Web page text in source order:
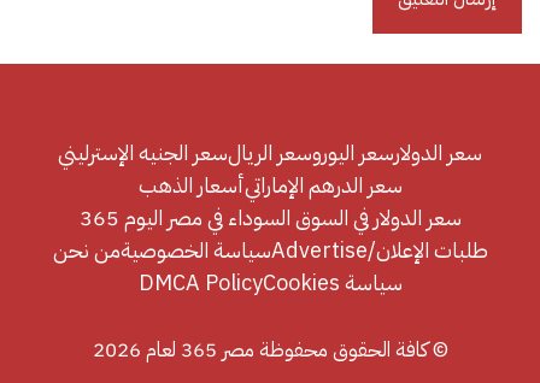
سعر الدولارسعر اليوروسعر الريالسعر الجنيه الإسترليني
سعر الدرهم الإماراتيأسعار الذهب
سعر الدولار في السوق السوداء في مصر اليوم 365
طلبات الإعلان/Advertise
سياسة الخصوصيةمن نحن
سياسة Cookies
DMCA Policy
© كافة الحقوق محفوظة مصر 365 لعام 2026